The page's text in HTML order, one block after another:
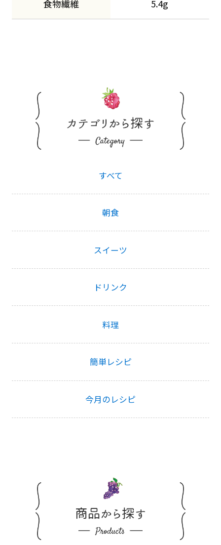
食物繊維 5.4g
すべて
朝食
スイーツ
ドリンク
料理
簡単レシピ
今月のレシピ